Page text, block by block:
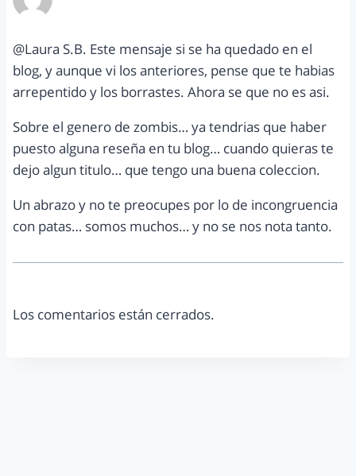
@Laura S.B. Este mensaje si se ha quedado en el
blog, y aunque vi los anteriores, pense que te habias
arrepentido y los borrastes. Ahora se que no es asi.
Sobre el genero de zombis… ya tendrias que haber
puesto alguna reseña en tu blog… cuando quieras te
dejo algun titulo… que tengo una buena coleccion.
Un abrazo y no te preocupes por lo de incongruencia
con patas… somos muchos… y no se nos nota tanto.
Los comentarios están cerrados.